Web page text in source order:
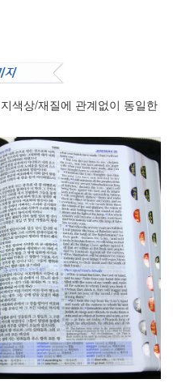
색상/재질에 관계없이 동일한